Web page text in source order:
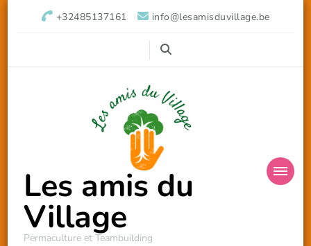
+32485137161 info@lesamisduvillage.be
Les amis du
Village
Permaculture et Teambuilding